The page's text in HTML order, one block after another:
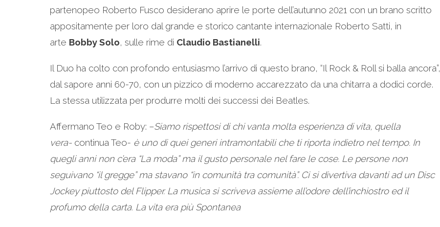
partenopeo Roberto Fusco desiderano aprire le porte dell’autunno 2021 con un brano scritto
appositamente per loro dal grande e storico cantante internazionale Roberto Satti, in
arte Bobby Solo, sulle rime di Claudio Bastianelli.
Il Duo ha colto con profondo entusiasmo l’arrivo di questo brano, “Il Rock & Roll si balla ancora”,
dal sapore anni 60-70, con un pizzico di moderno accarezzato da una chitarra a dodici corde.
La stessa utilizzata per produrre molti dei successi dei Beatles.
Affermano Teo e Roby: –Siamo rispettosi di chi vanta molta esperienza di vita, quella
vera- continua Teo- è uno di quei generi intramontabili che ti riporta indietro nel tempo. In
quegli anni non c’era “La moda” ma il gusto personale nel fare le cose. Le persone non
seguivano “il gregge” ma stavano “in comunità tra comunità”. Ci si divertiva davanti ad un Disc
Jockey piuttosto del Flipper. La musica si scriveva assieme all’odore dell’inchiostro ed il
profumo della carta. La vita era più Spontanea